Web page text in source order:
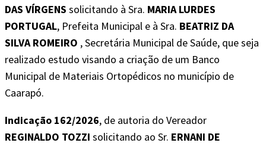
DAS VÍRGENS solicitando à Sra. MARIA LURDES
PORTUGAL, Prefeita Municipal e à Sra. BEATRIZ DA
SILVA ROMEIRO , Secretária Municipal de Saúde, que seja
realizado estudo visando a criação de um Banco
Municipal de Materiais Ortopédicos no município de
Caarapó.
Indicação 162/2026, de autoria do Vereador
REGINALDO TOZZI solicitando ao Sr. ERNANI DE